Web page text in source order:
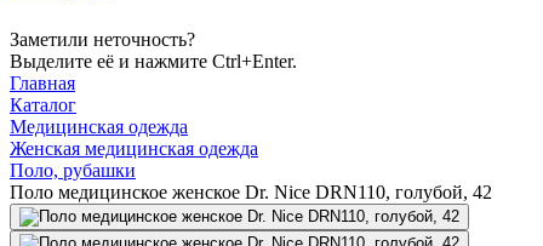
Заметили неточность?
Выделите её и нажмите Ctrl+Enter.
Главная
Каталог
Медицинская одежда
Женская медицинская одежда
Поло, рубашки
Поло медицинское женское Dr. Nice DRN110, голубой, 42